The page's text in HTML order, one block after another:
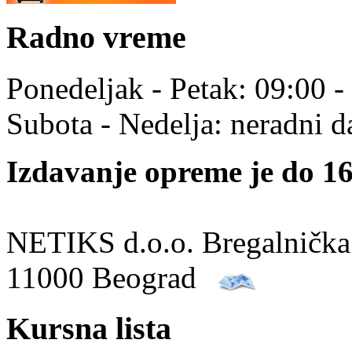
Radno vreme
Ponedeljak - Petak: 09:00
Subota - Nedelja: neradni
Izdavanje opreme je do
NETIKS d.o.o.
11000 Beograd
Kursna lista